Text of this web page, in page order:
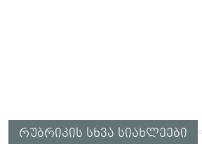
რუბრიკის სხვა სიახლეები